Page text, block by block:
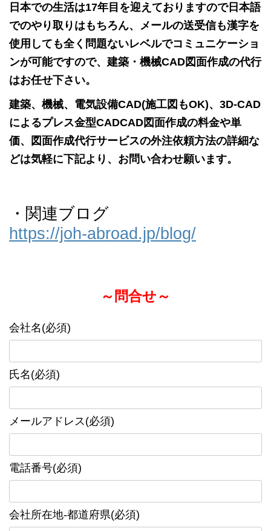
日本での生活は17年目を迎えておりますので日本語
でのやり取りはもちろん、メールの送受信も漢字を
使用しても全く問題ないレベルでコミュニケーショ
ンが可能ですので、建築・機械CAD図面作成の代行
はお任せ下さい。
建築、機械、電気設備CAD(施工図もOK)、3D-CAD
によるプレス金型CADCAD図面作成の料金や単
価、図面作成代行サービスの外注依頼方法の詳細な
どは気軽に下記より、お問い合わせ願います。
・関連ブログ
https://joh-abroad.jp/blog/
～問合せ～
会社名(必須)
氏名(必須)
メールアドレス(必須)
電話番号(必須)
会社所在地-都道府県(必須)